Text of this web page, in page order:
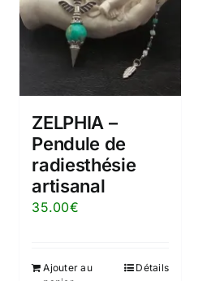
ZELPHIA –
Pendule de
radiesthésie
artisanal
35.00€
Ajouter au
Détails